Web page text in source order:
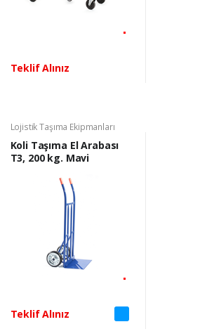
Teklif Alınız
Lojistik Taşıma Ekipmanları
Koli Taşıma El Arabası
T3, 200 kg. Mavi
Teklif Alınız